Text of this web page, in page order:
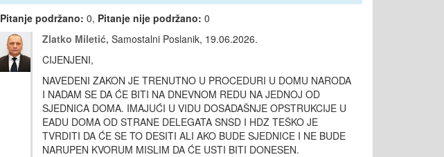
Pitanje podržano: 0, Pitanje nije podržano: 0
Zlatko Miletić, Samostalni Poslanik, 19.06.2026.
CIJENJENI,
NAVEDENI ZAKON JE TRENUTNO U PROCEDURI U DOMU NARODA
I NADAM SE DA ĆE BITI NA DNEVNOM REDU NA JEDNOJ OD
SJEDNICA DOMA. IMAJUĆI U VIDU DOSADAŠNJE OPSTRUKCIJE U
EADU DOMA OD STRANE DELEGATA SNSD I HDZ TEŠKO JE
TVRDITI DA ĆE SE TO DESITI ALI AKO BUDE SJEDNICE I NE BUDE
NARUPEN KVORUM MISLIM DA ĆE USTI BITI DONESEN.